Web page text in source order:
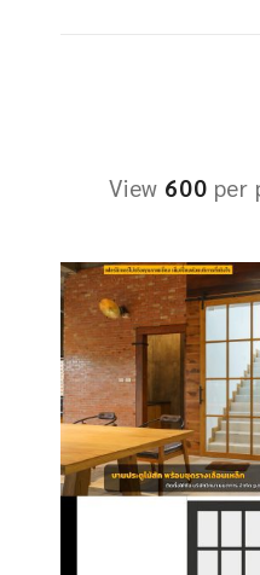
View 600 per